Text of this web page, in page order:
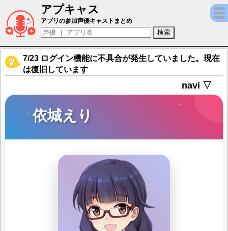
アプキャス
依城えり（声優：高田憂希)【アリス・ギア
アプリの参加声優キャストまとめ
7/23 ログイン機能に不具合が発生していました。現在
は復旧しています
navi ▽
依城えり